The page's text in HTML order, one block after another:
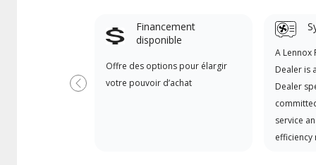
Financement
disponible
Offre des options pour élargir
votre pouvoir d’achat
A Lennox
Dealer is
Dealer
service
efficiency
Previous